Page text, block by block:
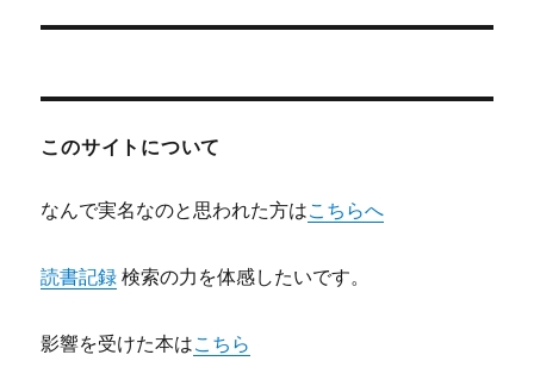
ー
投
このサイトについて
なんで実名なのと思われた方はこちらへ
読書記録 検索の力を体感したいです。
影響を受けた本はこちら